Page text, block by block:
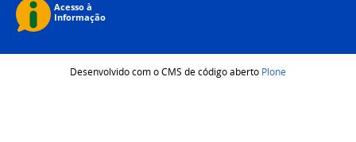
Desenvolvido com o CMS de código aberto Plone